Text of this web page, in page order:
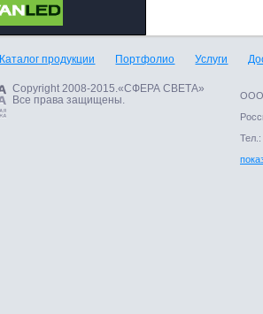
Каталог продукции Портфолио Услуги
Copyright 2008-2015.«СФЕРА СВЕТА»
Все права защищены.
ООО